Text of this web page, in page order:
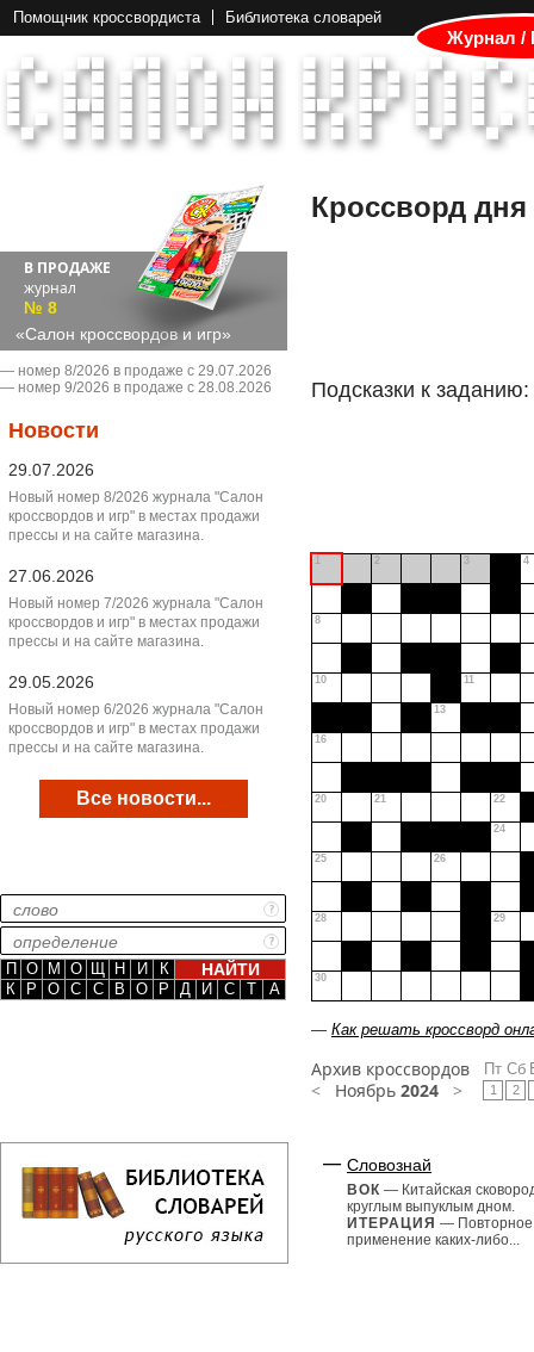
Помощник кроссвордиста Библиотека словарей
Журнал /
В ПРОДАЖЕ
журнал
№ 8
«Салон кроссвордов и игр»
― номер 8/2026 в продаже с 29.07.2026
― номер 9/2026 в продаже с 28.08.2026
Новости
29.07.2026
Новый номер 8/2026 журнала "Салон
кроссвордов и игр" в местах продажи
прессы и на сайте магазина.
27.06.2026
Новый номер 7/2026 журнала "Салон
кроссвордов и игр" в местах продажи
прессы и на сайте магазина.
29.05.2026
Новый номер 6/2026 журнала "Салон
кроссвордов и игр" в местах продажи
прессы и на сайте магазина.
Все новости...
П О М О Щ Н И
К
К
Р О С С В О Р Д И С Т А
Кроссворд дня
Подсказки к заданию:
1 2 3 4
8
10 11
13
16
20 21 22
24
25 26
28 29
30
— Как решать кроссворд
Архив кроссвордов
< Ноябрь 2024 >
Пт
1
Сб
2
Словознай
ВОК — Китайская
круглым выпуклым дном.
ИТЕРАЦИЯ — Повторное
применение каких-либо...